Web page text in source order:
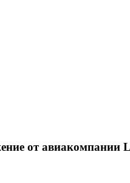
от авиакомпании